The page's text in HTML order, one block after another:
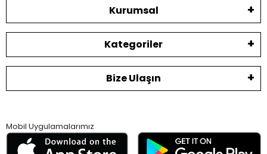
Kurumsal
Kategoriler
Bize Ulaşın
Mobil Uygulamalarımız